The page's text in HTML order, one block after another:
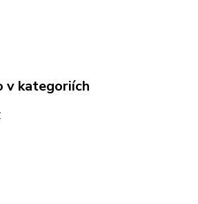
v kategoriích